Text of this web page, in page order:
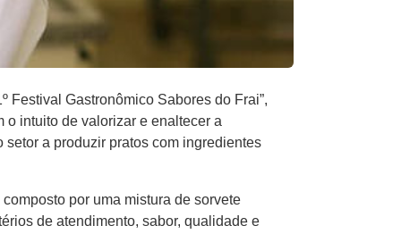
Festival Gastronômico Sabores do Frai”,
intuito de valorizar e enaltecer a
a produzir pratos com ingredientes
por uma mistura de sorvete
de atendimento, sabor, qualidade e